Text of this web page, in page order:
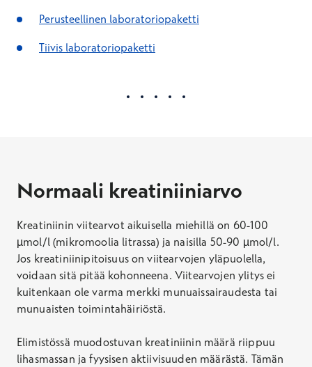
Perusteellinen laboratoriopaketti
Tiivis laboratoriopaketti
Normaali kreatiniiniarvo
Kreatiniinin viitearvot aikuisella miehillä on 60-100
µmol/l (mikromoolia litrassa) ja naisilla 50-90 µmol/l.
Jos kreatiniinipitoisuus on viitearvojen yläpuolella,
voidaan sitä pitää kohonneena. Viitearvojen ylitys ei
kuitenkaan ole varma merkki munuaissairaudesta tai
munuaisten toimintahäiriöstä.
Elimistössä muodostuvan kreatiniinin määrä riippuu
lihasmassan ja fyysisen aktiivisuuden määrästä. Tämän